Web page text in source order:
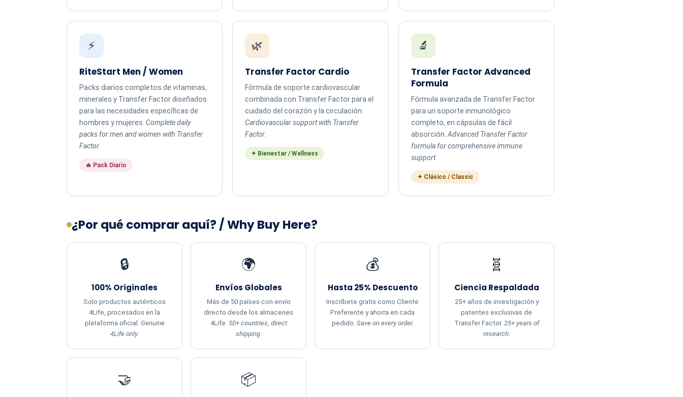
⚡
RiteStart Men / Women
Packs diarios completos de vitaminas,
minerales y Transfer Factor diseñados
para las necesidades específicas de
hombres y mujeres. Complete daily
packs for men and women with Transfer
Factor.
🔥 Pack Diario
🌿
Transfer Factor Cardio
Fórmula de soporte cardiovascular
combinada con Transfer Factor para el
cuidado del corazón y la circulación.
Cardiovascular support with Transfer
Factor.
✦ Bienestar / Wellness
🔬
Transfer Factor Advanced
Formula
Fórmula avanzada de Transfer Factor
para un soporte inmunológico
completo, en cápsulas de fácil
absorción. Advanced Transfer Factor
formula for comprehensive immune
support.
✦ Clásico / Classic
¿Por qué comprar aquí? / Why Buy Here?
🔒
100% Originales
Solo productos auténticos
4Life, procesados en la
plataforma oficial. Genuine
4Life only.
🌍
Envíos Globales
Más de 50 países con envío
directo desde los almacenes
4Life. 50+ countries, direct
shipping.
💰
Hasta 25% Descuento
Inscríbete gratis como Cliente
Preferente y ahorra en cada
pedido. Save on every order.
🧬
Ciencia Respaldada
25+ años de investigación y
patentes exclusivas de
Transfer Factor. 25+ years of
research.
🤝 📦